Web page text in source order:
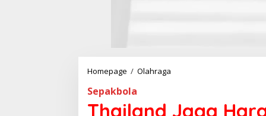
Homepage / Olahraga
Sepakbola
Thailand Jaga